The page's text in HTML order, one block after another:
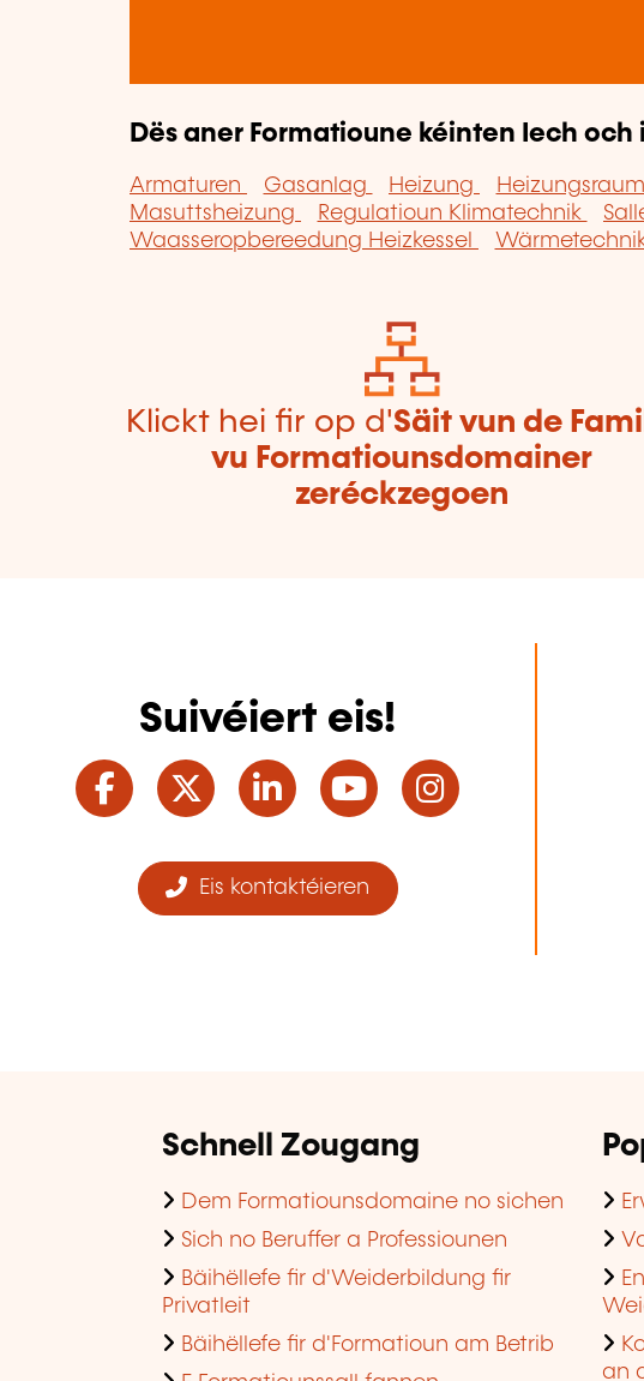
Dës aner Formatioune kéinten Iech
Armaturen Gasanlag Heizung
Masuttsheizung
Regulatioun Klimatechnik
Waasseropbereedung Heizkessel
Klickt hei fir op d'Säit vun de
vu Formatiounsdomainer
zeréckzegoen
Suivéiert eis!
Facebook
TwitterLinkedInYouTube
Eis kontaktéieren
Schnell Zougang
Dem Formatiounsdomaine no sichen
Sich no Beruffer a Professiounen
Bäihëllefe fir d'Weiderbildung fir
Privatleit
Bäihëllefe fir d'Formatioun am Betrib
an